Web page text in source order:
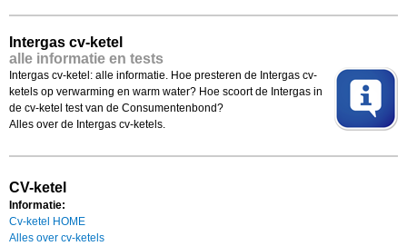
Intergas cv-ketel
alle informatie en tests
Intergas cv-ketel: alle informatie. Hoe presteren de Intergas cv-
ketels op verwarming en warm water? Hoe scoort de Intergas in
de cv-ketel test van de Consumentenbond?
Alles over de Intergas cv-ketels.
CV-ketel
Informatie:
Cv-ketel HOME
Alles over cv-ketels